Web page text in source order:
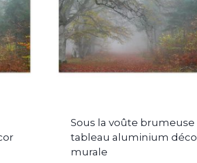
Sous la voûte brumeuse
tableau aluminium déco
murale